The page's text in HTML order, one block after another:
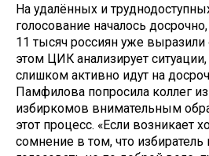
На удалённых и
голосование началось
11 тысяч россиян уже
этом ЦИК анализирует
слишком активно идут на
Памфилова попросила коллег
избиркомов внимательным
этот процесс. «Если возникает
сомнение в том, что избиратель